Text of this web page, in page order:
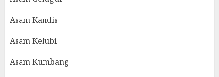
Asam Kandis
Asam Kelubi
Asam Kumbang